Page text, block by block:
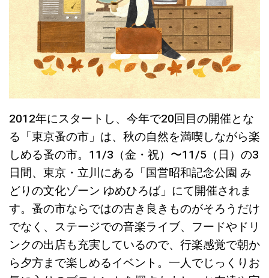
2012年にスタートし、今年で20回目の開催とな
る「東京蚤の市」は、秋の自然を満喫しながら楽
しめる蚤の市。11/3（金・祝）〜11/5（日）の3
日間、東京・立川にある「国営昭和記念公園 み
どりの文化ゾーン ゆめひろば」にて開催されま
す。蚤の市ならではの古き良きものがそろうだけ
でなく、ステージでの音楽ライブ、フードやドリ
ンクの出店も充実しているので、行楽感覚で朝か
ら夕方まで楽しめるイベント。一人でじっくりお